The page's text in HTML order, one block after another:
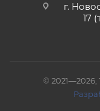
г.
17
©